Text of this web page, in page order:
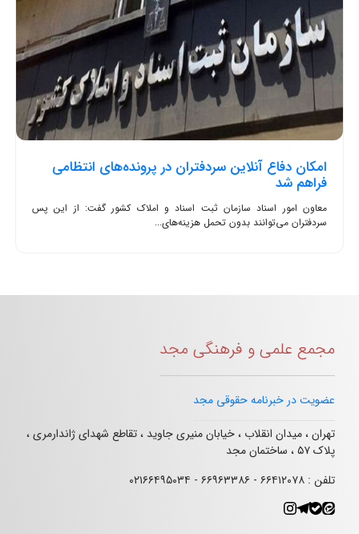
امکان دفاع آنلاین سردفتران در پرونده‌های انتظامی
فراهم شد
معاون امور اسناد سازمان ثبت اسناد و املاک کشور گفت: از این پس
سردفتران می‌توانند بدون تحمل هزینه‌های...
مجمع علمی و فرهنگی مجد
عضویت در خبرنامه حقوقی مجد
تهران ، میدان انقلاب ، خیابان منیری جاوید ، تقاطع شهدای ژاندارمری ،
پلاک ۵۷ ، ساختمان مجد
تلفن : ۶۶۴۱۲۰۷۸ - ۶۶۹۶۳۳۸۶ - ۰۲۱۶۶۴۹۵۰۳۴